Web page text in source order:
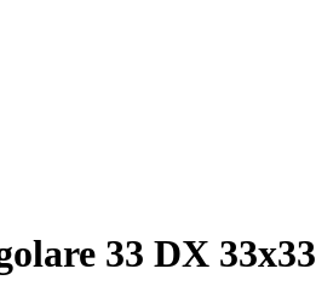
33 DX 33x33